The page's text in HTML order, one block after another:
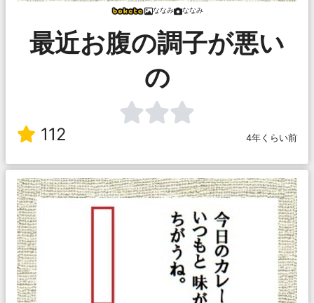
ななみ ななみ
最近お腹の調子が悪い
の
112 4年くらい前